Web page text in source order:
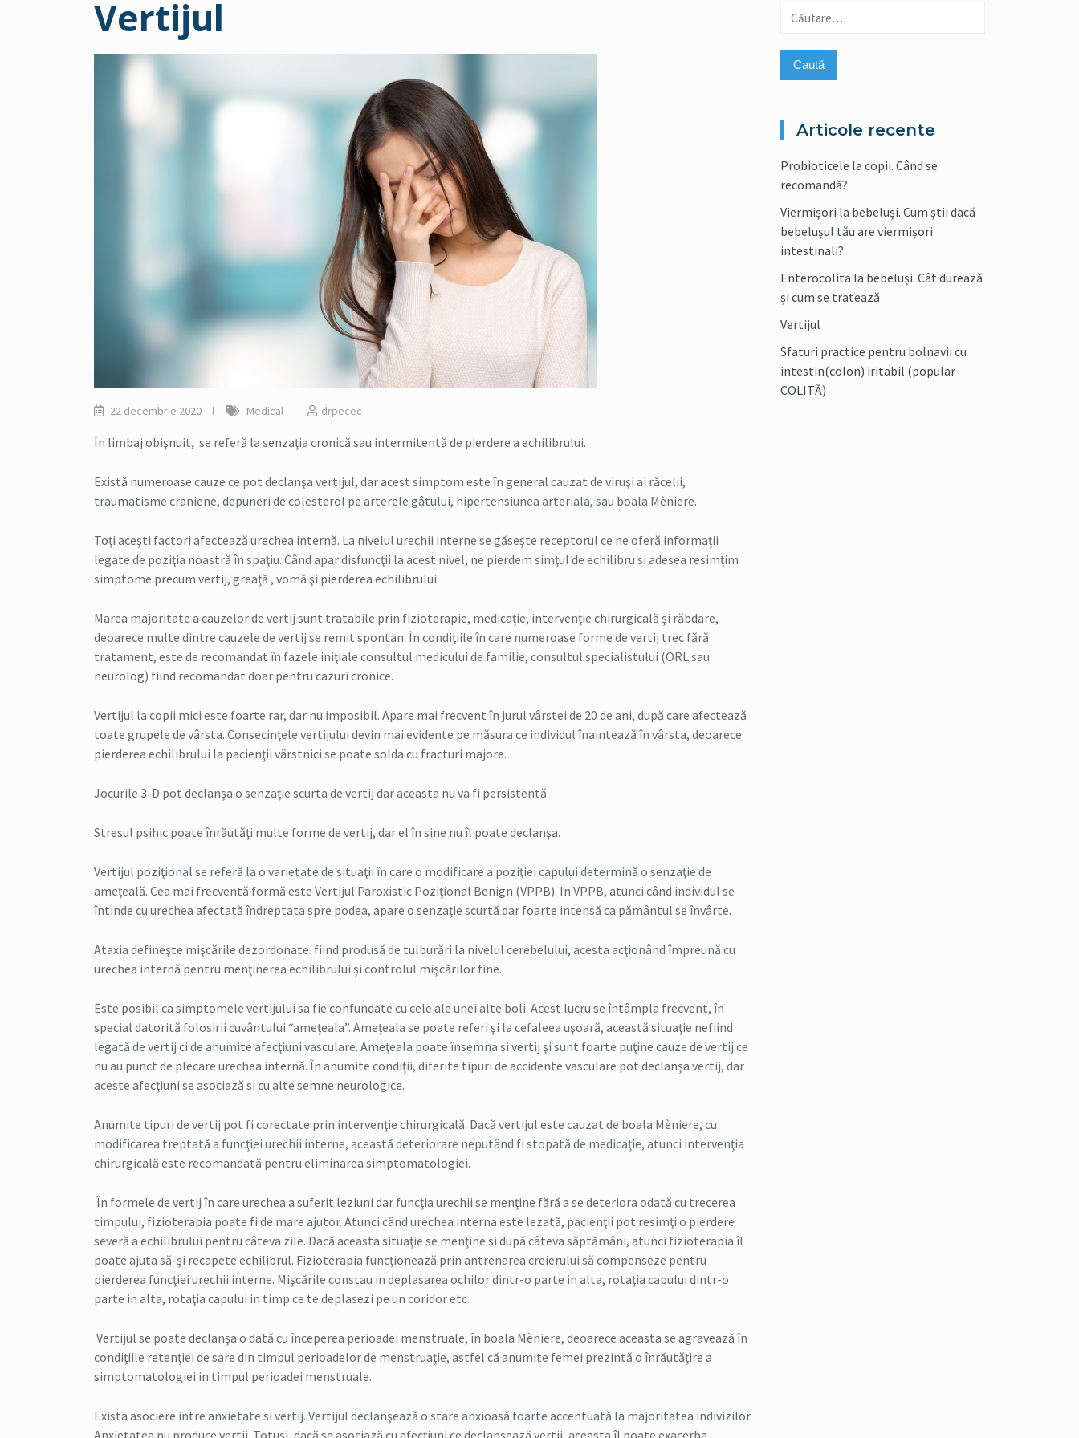
Vertijul
22 decembrie 2020 Medical drpecec
În limbaj obişnuit, se referă la senzaţia cronică sau intermitentă de pierdere a echilibrului.
Există numeroase cauze ce pot declanşa vertijul, dar acest simptom este în general cauzat de viruşi ai răcelii,
traumatisme craniene, depuneri de colesterol pe arterele gâtului, hipertensiunea arteriala, sau boala Mèniere.
Toţi aceşti factori afectează urechea internă. La nivelul urechii interne se găseşte receptorul ce ne oferă informaţii
legate de poziţia noastră în spaţiu. Când apar disfuncţii la acest nivel, ne pierdem simţul de echilibru si adesea resimţim
simptome precum vertij, greaţă , vomă şi pierderea echilibrului.
Marea majoritate a cauzelor de vertij sunt tratabile prin fizioterapie, medicaţie, intervenţie chirurgicală şi răbdare,
deoarece multe dintre cauzele de vertij se remit spontan. În condiţiile în care numeroase forme de vertij trec fără
tratament, este de recomandat în fazele iniţiale consultul medicului de familie, consultul specialistului (ORL sau
neurolog) fiind recomandat doar pentru cazuri cronice.
Vertijul la copii mici este foarte rar, dar nu imposibil. Apare mai frecvent în jurul vârstei de 20 de ani, după care afectează
toate grupele de vârsta. Consecinţele vertijului devin mai evidente pe măsura ce individul înaintează în vârsta, deoarece
pierderea echilibrului la pacienţii vârstnici se poate solda cu fracturi majore.
Jocurile 3-D pot declanşa o senzaţie scurta de vertij dar aceasta nu va fi persistentă.
Stresul psihic poate înrăutăţi multe forme de vertij, dar el în sine nu îl poate declanşa.
Vertijul poziţional se referă la o varietate de situaţii în care o modificare a poziţiei capului determină o senzaţie de
ameţeală. Cea mai frecventă formă este Vertijul Paroxistic Poziţional Benign (VPPB). In VPPB, atunci când individul se
întinde cu urechea afectată îndreptata spre podea, apare o senzaţie scurtă dar foarte intensă ca pământul se învârte.
Ataxia defineşte mişcările dezordonate. fiind produsă de tulburări la nivelul cerebelului, acesta acţionând împreună cu
urechea internă pentru menţinerea echilibrului şi controlul mişcărilor fine.
Este posibil ca simptomele vertijului sa fie confundate cu cele ale unei alte boli. Acest lucru se întâmpla frecvent, în
special datorită folosirii cuvântului “ameţeala”. Ameţeala se poate referi şi la cefaleea uşoară, această situaţie nefiind
legată de vertij ci de anumite afecţiuni vasculare. Ameţeala poate însemna si vertij şi sunt foarte puţine cauze de vertij ce
nu au punct de plecare urechea internă. În anumite condiţii, diferite tipuri de accidente vasculare pot declanşa vertij, dar
aceste afecţiuni se asociază si cu alte semne neurologice.
Anumite tipuri de vertij pot fi corectate prin intervenţie chirurgicală. Dacă vertijul este cauzat de boala Mèniere, cu
modificarea treptată a funcţiei urechii interne, această deteriorare neputând fi stopată de medicaţie, atunci intervenţia
chirurgicală este recomandată pentru eliminarea simptomatologiei.
În formele de vertij în care urechea a suferit leziuni dar funcţia urechii se menţine fără a se deteriora odată cu trecerea
timpului, fizioterapia poate fi de mare ajutor. Atunci când urechea interna este lezată, pacienţii pot resimţi o pierdere
severă a echilibrului pentru câteva zile. Dacă aceasta situaţie se menţine si după câteva săptămâni, atunci fizioterapia îl
poate ajuta să-şi recapete echilibrul. Fizioterapia funcţionează prin antrenarea creierului să compenseze pentru
pierderea funcţiei urechii interne. Mişcările constau in deplasarea ochilor dintr-o parte in alta, rotaţia capului dintr-o
parte in alta, rotaţia capului in timp ce te deplasezi pe un coridor etc.
Vertijul se poate declanşa o dată cu începerea perioadei menstruale, în boala Mèniere, deoarece aceasta se agravează în
condiţiile retenţiei de sare din timpul perioadelor de menstruaţie, astfel că anumite femei prezintă o înrăutăţire a
simptomatologiei in timpul perioadei menstruale.
Exista asociere intre anxietate si vertij. Vertijul declanşează o stare anxioasă foarte accentuată la majoritatea indivizilor.
Anxietatea nu produce vertij. Totuşi, dacă se asociază cu afecţiuni ce declanşează vertij, aceasta îl poate exacerba.
Caută
Articole recente
Probioticele la copii. Când se
recomandă?
Viermișori la bebeluși. Cum știi dacă
bebelușul tău are viermișori
intestinali?
Enterocolita la bebeluși. Cât durează
și cum se tratează
Vertijul
Sfaturi practice pentru bolnavii cu
intestin(colon) iritabil (popular
COLITĂ)